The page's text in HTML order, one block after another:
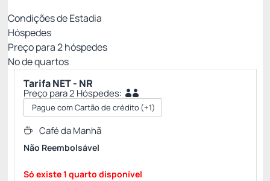
Condições de Estadia
Hóspedes
Preço para2hóspedes
Nº de quartos
Tarifa NET - NR
Preço para 2 Hóspedes:
Pague com Cartão de crédito(+1)
Café da Manhã
Não Reembolsável
Só existe 1 quarto disponível